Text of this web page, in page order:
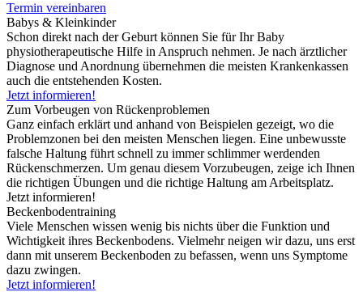
Termin vereinbaren
Babys & Kleinkinder
Schon direkt nach der Geburt können Sie für Ihr Baby
physiotherapeutische Hilfe in Anspruch nehmen. Je nach ärztlicher
Diagnose und Anordnung übernehmen die meisten Krankenkassen
auch die entstehenden Kosten.
Jetzt informieren!
Zum Vorbeugen von Rückenproblemen
Ganz einfach erklärt und anhand von Beispielen gezeigt, wo die
Problemzonen bei den meisten Menschen liegen. Eine unbewusste
falsche Haltung führt schnell zu immer schlimmer werdenden
Rückenschmerzen. Um genau diesem Vorzubeugen, zeige ich Ihnen
die richtigen Übungen und die richtige Haltung am Arbeitsplatz.
Jetzt informieren!
Beckenbodentraining
Viele Menschen wissen wenig bis nichts über die Funktion und
Wichtigkeit ihres Beckenbodens. Vielmehr neigen wir dazu, uns erst
dann mit unserem Beckenboden zu befassen, wenn uns Symptome
dazu zwingen.
Jetzt informieren!